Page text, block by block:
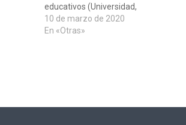
educativos (Universidad,
Bachillerato, Educación
Secundaria, Educación Primaria
10 de marzo de 2020
En «Otras»